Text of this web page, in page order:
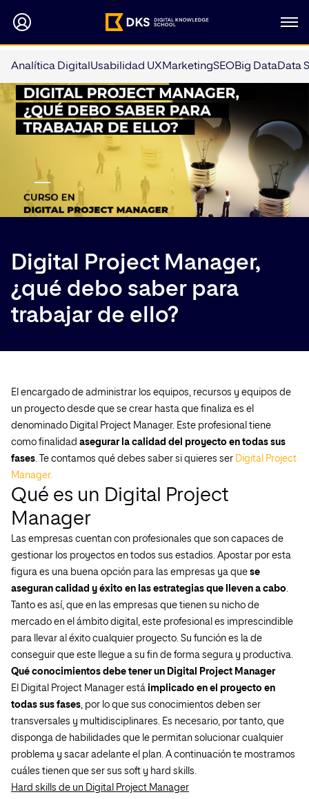
Analítica Digital Usabilidad UXMarketingSEOBig DataData
Digital Project Manager,
¿qué debo saber para
trabajar de ello?
El encargado de administrar los equipos, recursos y equipos de
un proyecto desde que se crear hasta que finaliza es el
denominado Digital Project Manager. Este profesional tiene
como finalidad asegurar la calidad del proyecto en todas sus
fases. Te contamos qué debes saber si quieres ser Digital Project
Manager.
Qué es un Digital Project
Manager
Las empresas cuentan con profesionales que son capaces de
gestionar los proyectos en todos sus estadios. Apostar por esta
figura es una buena opción para las empresas ya que se
aseguran calidad y éxito en las estrategias que lleven a cabo.
Tanto es así, que en las empresas que tienen su nicho de
mercado en el ámbito digital, este profesional es imprescindible
para llevar al éxito cualquier proyecto. Su función es la de
conseguir que este llegue a su fin de forma segura y productiva.
Qué conocimientos debe tener un Digital Project Manager
El Digital Project Manager está implicado en el proyecto en
todas sus fases, por lo que sus conocimientos deben ser
transversales y multidisciplinares. Es necesario, por tanto, que
disponga de habilidades que le permitan solucionar cualquier
problema y sacar adelante el plan. A continuación te mostramos
cuáles tienen que ser sus soft y hard skills.
Hard skills de un Digital Project Manager